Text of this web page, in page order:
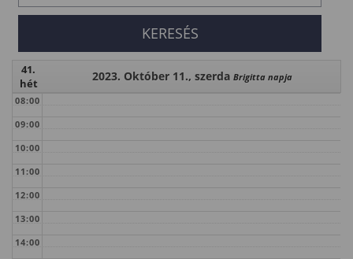
41.
hét
2023. Október 11., szerda Brigitta napja
08:00
09:00
10:00
11:00
12:00
13:00
14:00